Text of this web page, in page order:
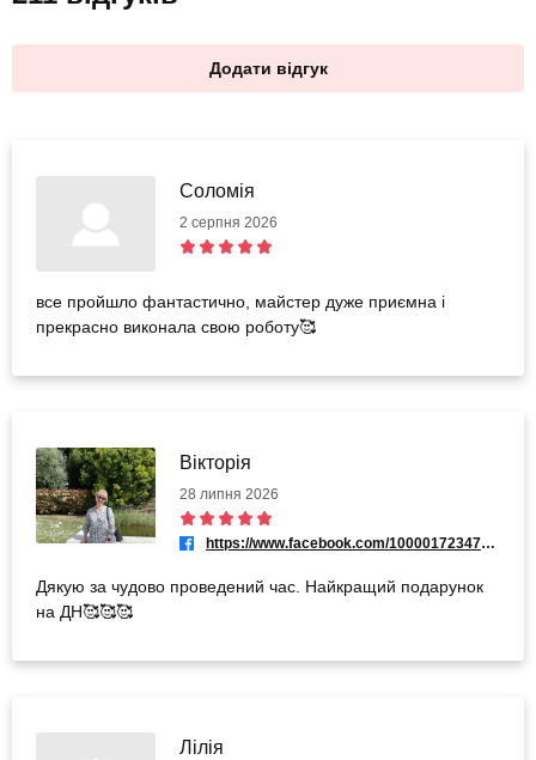
Додати відгук
Соломія
2 серпня 2026
все пройшло фантастично, майстер дуже приємна і
прекрасно виконала свою роботу🥰
Вікторія
28 липня 2026
https://www.facebook.com/100001723472617
Дякую за чудово проведений час. Найкращий подарунок
на ДН🥰🥰🥰
Лілія